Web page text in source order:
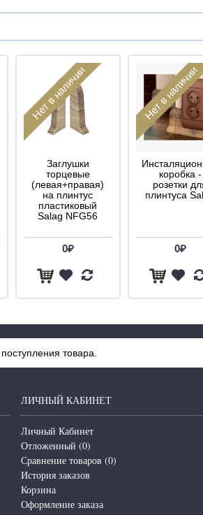
Нет в наличии
Заглушки
торцевые
(левая+правая)
на плинтус
пластиковый
Salag NFG56
0₽
Нет в наличии
коробка -
розетки
плинтуса
0₽
товара.
ЛИЧНЫЙ КАБИНЕТ
Личный Кабинет
Отложенный (0)
Сравнение товаров (0)
История заказов
Корзина
Оформление заказа